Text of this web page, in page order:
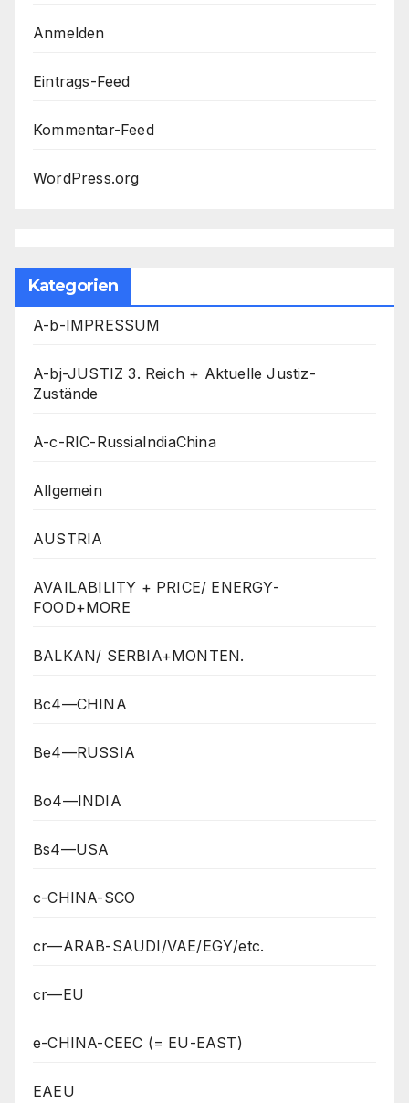
Anmelden
Eintrags-Feed
Kommentar-Feed
WordPress.org
Kategorien
A-b-IMPRESSUM
A-bj-JUSTIZ 3. Reich + Aktuelle Justiz-
Zustände
A-c-RIC-RussiaIndiaChina
Allgemein
AUSTRIA
AVAILABILITY + PRICE/ ENERGY-
FOOD+MORE
BALKAN/ SERBIA+MONTEN.
Bc4—CHINA
Be4—RUSSIA
Bo4—INDIA
Bs4—USA
c-CHINA-SCO
cr—ARAB-SAUDI/VAE/EGY/etc.
cr—EU
e-CHINA-CEEC (= EU-EAST)
EAEU